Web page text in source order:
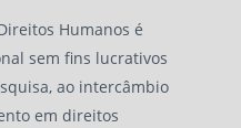
Humanos é
sem fins lucrativos
ao intercâmbio
em direitos